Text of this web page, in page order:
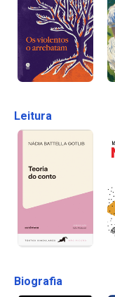
Leitura
Biografia